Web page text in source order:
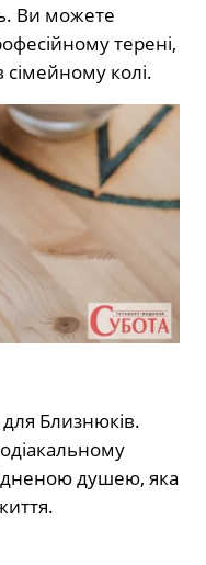
Ви можете
терені,
сімейному колі.
Близнюків.
душею, яка